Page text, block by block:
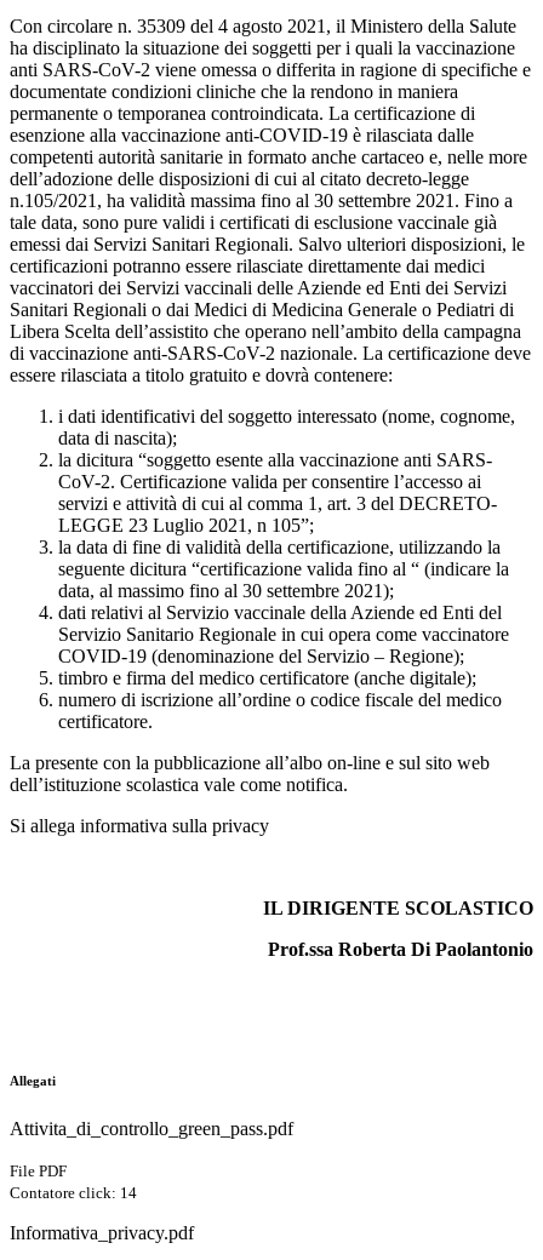
Con circolare n. 35309 del 4 agosto 2021, il Ministero della Salute
ha disciplinato la situazione dei soggetti per i quali la vaccinazione
anti SARS-CoV-2 viene omessa o differita in ragione di specifiche e
documentate condizioni cliniche che la rendono in maniera
permanente o temporanea controindicata. La certificazione di
esenzione alla vaccinazione anti-COVID-19 è rilasciata dalle
competenti autorità sanitarie in formato anche cartaceo e, nelle more
dell’adozione delle disposizioni di cui al citato decreto-legge
n.105/2021, ha validità massima fino al 30 settembre 2021. Fino a
tale data, sono pure validi i certificati di esclusione vaccinale già
emessi dai Servizi Sanitari Regionali. Salvo ulteriori disposizioni, le
certificazioni potranno essere rilasciate direttamente dai medici
vaccinatori dei Servizi vaccinali delle Aziende ed Enti dei Servizi
Sanitari Regionali o dai Medici di Medicina Generale o Pediatri di
Libera Scelta dell’assistito che operano nell’ambito della campagna
di vaccinazione anti-SARS-CoV-2 nazionale. La certificazione deve
essere rilasciata a titolo gratuito e dovrà contenere:
i dati identificativi del soggetto interessato (nome, cognome,
data di nascita);
la dicitura “soggetto esente alla vaccinazione anti SARS-
CoV-2. Certificazione valida per consentire l’accesso ai
servizi e attività di cui al comma 1, art. 3 del DECRETO-
LEGGE 23 Luglio 2021, n 105”;
la data di fine di validità della certificazione, utilizzando la
seguente dicitura “certificazione valida fino al “ (indicare la
data, al massimo fino al 30 settembre 2021);
dati relativi al Servizio vaccinale della Aziende ed Enti del
Servizio Sanitario Regionale in cui opera come vaccinatore
COVID-19 (denominazione del Servizio – Regione);
timbro e firma del medico certificatore (anche digitale);
numero di iscrizione all’ordine o codice fiscale del medico
certificatore.
La presente con la pubblicazione all’albo on-line e sul sito web
dell’istituzione scolastica vale come notifica.
Si allega informativa sulla privacy
IL DIRIGENTE SCOLASTICO
Prof.ssa Roberta Di Paolantonio
Allegati
Attivita_di_controllo_green_pass.pdf
File PDF
Contatore click: 14
Informativa_privacy.pdf